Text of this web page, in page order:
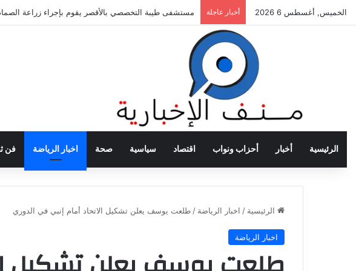
الخميس, أغسطس 6 2026 أخبار عاجلة بلاغ من نقابة الصحفيين للنائب العام ضد فتاة واقعة
الرئيسية أخبار أحزاب ونواب اقتصاد سياسية صحة اخبار الرياضة فن
الرئيسية / اخبار الرياضة / طلعت يوسف يعلن تشكيل الاتحاد أمام إنبي في الدوري
اخبار الرياضة